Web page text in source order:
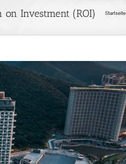
Investment (ROI) Startseite